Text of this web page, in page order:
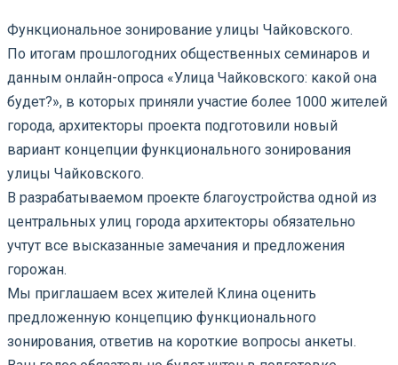
Функциональное зонирование улицы Чайковского.
По итогам прошлогодних общественных семинаров и
данным онлайн-опроса «Улица Чайковского: какой она
будет?», в которых приняли участие более 1000 жителей
города, архитекторы проекта подготовили новый
вариант концепции функционального зонирования
улицы Чайковского.
В разрабатываемом проекте благоустройства одной из
центральных улиц города архитекторы обязательно
учтут все высказанные замечания и предложения
горожан.
Мы приглашаем всех жителей Клина оценить
предложенную концепцию функционального
зонирования, ответив на короткие вопросы анкеты.